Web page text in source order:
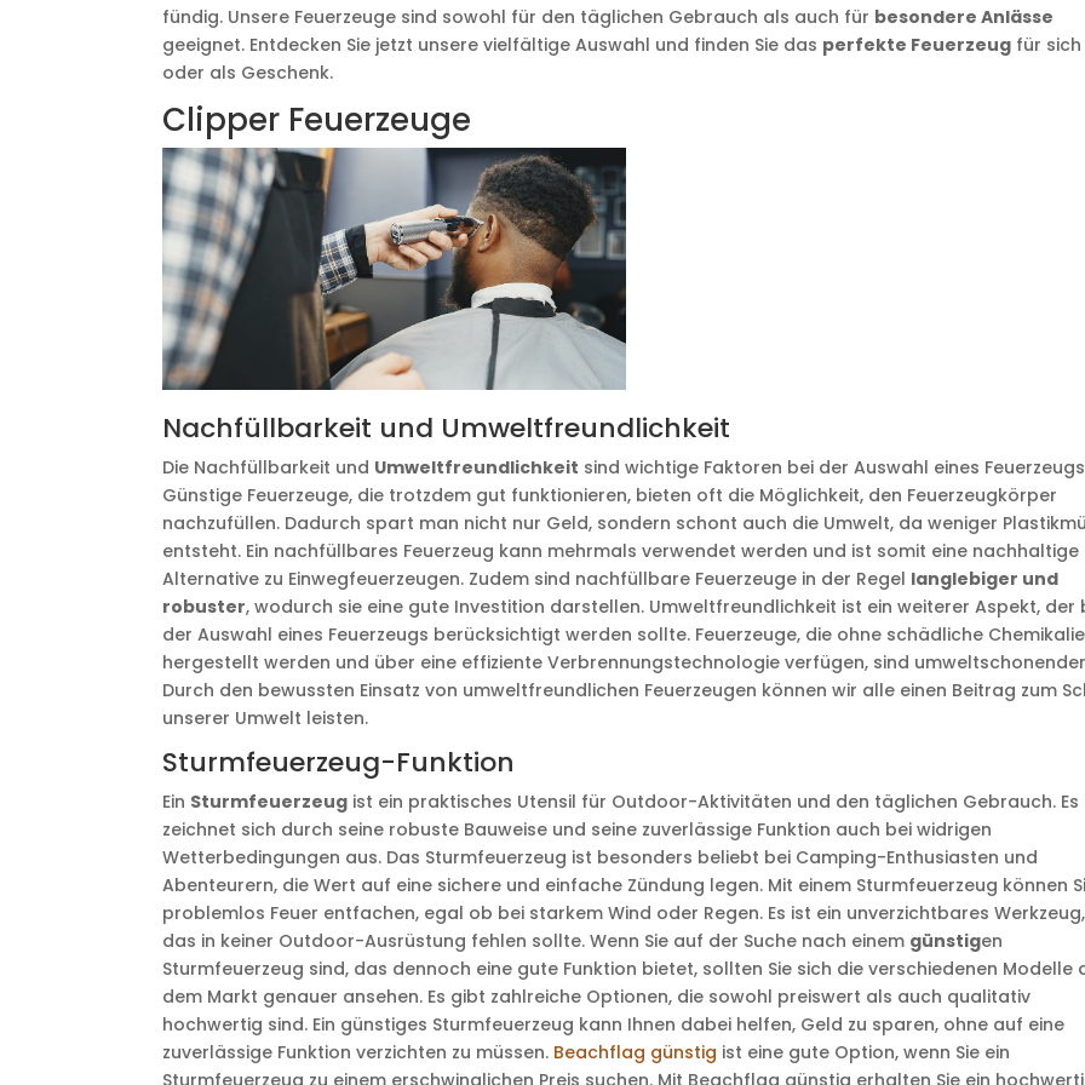
fündig. Unsere Feuerzeuge sind sowohl für den täglichen Gebrauch als auch für besondere Anlässe
geeignet. Entdecken Sie jetzt unsere vielfältige Auswahl und finden Sie das perfekte Feuerzeug für sich
oder als Geschenk.
Clipper Feuerzeuge
Nachfüllbarkeit und Umweltfreundlichkeit
Die Nachfüllbarkeit und Umweltfreundlichkeit sind wichtige Faktoren bei der Auswahl eines
Günstige Feuerzeuge, die trotzdem gut funktionieren, bieten oft die Möglichkeit, den Feuerzeugkörper
nachzufüllen. Dadurch spart man nicht nur Geld, sondern schont auch die Umwelt, da weniger
entsteht. Ein nachfüllbares Feuerzeug kann mehrmals verwendet werden und ist somit eine nachhaltige
Alternative zu Einwegfeuerzeugen. Zudem sind nachfüllbare Feuerzeuge in der Regel langlebiger und
robuster, wodurch sie eine gute Investition darstellen. Umweltfreundlichkeit ist ein weiterer Aspekt, der
der Auswahl eines Feuerzeugs berücksichtigt werden sollte. Feuerzeuge, die ohne schädliche
hergestellt werden und über eine effiziente Verbrennungstechnologie verfügen, sind
Durch den bewussten Einsatz von umweltfreundlichen Feuerzeugen können wir alle einen Beitrag zum
unserer Umwelt leisten.
Sturmfeuerzeug-Funktion
Ein Sturmfeuerzeug ist ein praktisches Utensil für Outdoor-Aktivitäten und den täglichen Gebrauch. Es
zeichnet sich durch seine robuste Bauweise und seine zuverlässige Funktion auch bei widrigen
Wetterbedingungen aus. Das Sturmfeuerzeug ist besonders beliebt bei Camping-Enthusiasten und
Abenteurern, die Wert auf eine sichere und einfache Zündung legen. Mit einem Sturmfeuerzeug können
problemlos Feuer entfachen, egal ob bei starkem Wind oder Regen. Es ist ein unverzichtbares Werkzeug,
das in keiner Outdoor-Ausrüstung fehlen sollte. Wenn Sie auf der Suche nach einem günstigen
Sturmfeuerzeug sind, das dennoch eine gute Funktion bietet, sollten Sie sich die verschiedenen Modelle
dem Markt genauer ansehen. Es gibt zahlreiche Optionen, die sowohl preiswert als auch qualitativ
hochwertig sind. Ein günstiges Sturmfeuerzeug kann Ihnen dabei helfen, Geld zu sparen, ohne auf eine
zuverlässige Funktion verzichten zu müssen. Beachflag günstig ist eine gute Option, wenn Sie ein
Sturmfeuerzeug zu einem erschwinglichen Preis suchen. Mit Beachflag günstig erhalten Sie ein